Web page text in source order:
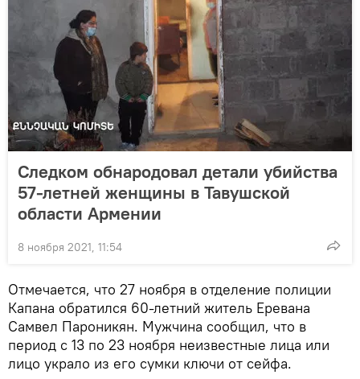
Следком обнародовал детали убийства
57-летней женщины в Тавушской
области Армении
8 ноября 2021, 11:54
Отмечается, что 27 ноября в отделение полиции
Капана обратился 60-летний житель Еревана
Самвел Пароникян. Мужчина сообщил, что в
период с 13 по 23 ноября неизвестные лица или
лицо украло из его сумки ключи от сейфа.